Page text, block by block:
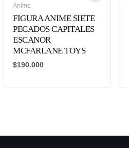
Anime
FIGURA ANIME SIETE
PECADOS CAPITALES
ESCANOR
MCFARLANE TOYS
$190.000